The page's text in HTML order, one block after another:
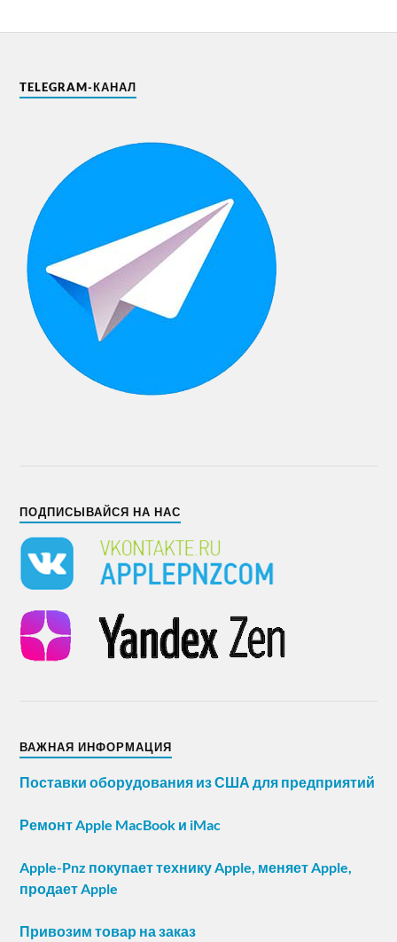
TELEGRAM-КАНАЛ
ПОДПИСЫВАЙСЯ НА НАС
ВАЖНАЯ ИНФОРМАЦИЯ
Поставки оборудования из США для предприятий
Ремонт Apple MacBook и iMac
Apple-Pnz покупает технику Apple, меняет Apple,
продает Apple
Привозим товар на заказ